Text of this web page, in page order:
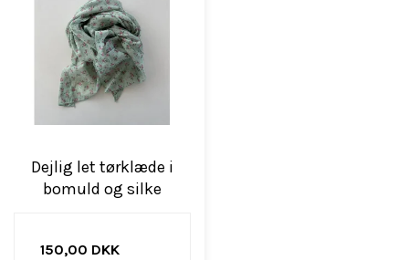
Dejlig let tørklæde i
bomuld og silke
150,00 DKK